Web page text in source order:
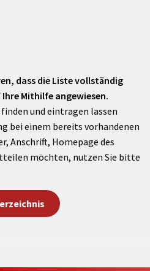
dass die Liste vollständig
Mithilfe angewiesen.
und eintragen lassen
bei einem bereits vorhandenen
Anschrift, Homepage des
möchten, nutzen Sie bitte